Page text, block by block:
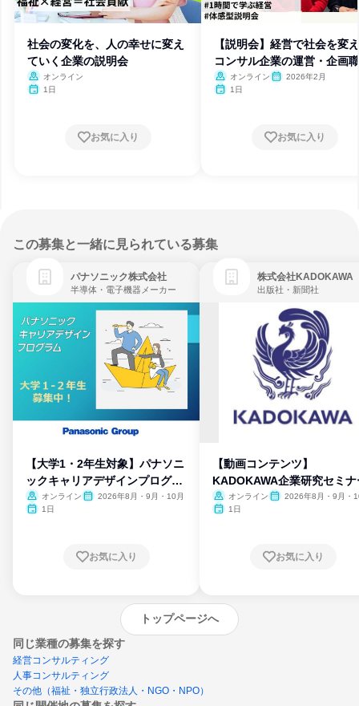
社会の変化を、人の幸せに変え
ていく企業の説明会
オンライン
1日
お気に入り
【説明会】経営で社会を変
コンサル企業の運営・企画
体感オンライン
2026年2月
1日
お気に入り
この募集と一緒に見られている募集
パナソニック株式会社
半導体・電子機器メーカー
【大学1・2年生対象】パナソニ
ックキャリアデザインプログラ
ム
オンライン
2026年8月・9月・10月
1日
お気に入り
株式会社KADOKAWA
出版社・新聞社
【動画コンテンツ】
KADOKAWA企業研究セミナ
オンライン
2026年8月・9月・
1日
お気に入り
トップページへ
同じ業種の募集を探す
経営コンサルティング
人事コンサルティング
その他（福祉・独立行政法人・NGO・NPO）